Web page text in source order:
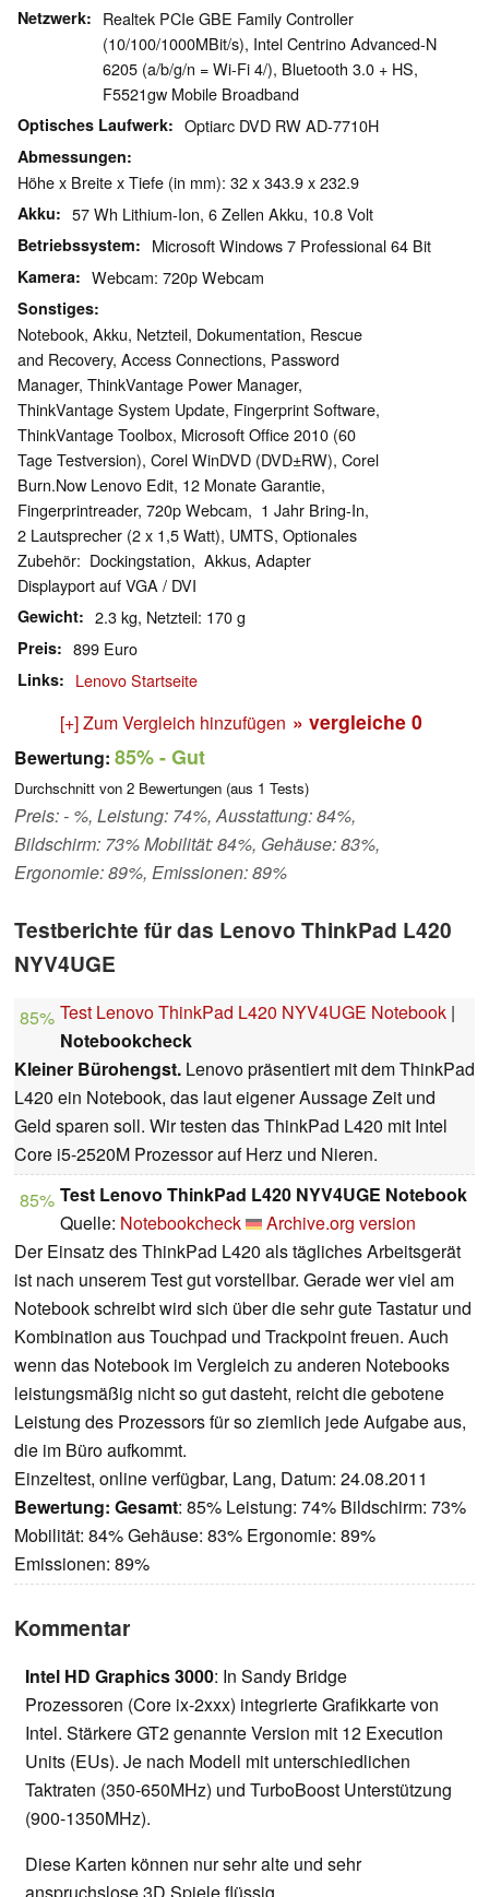
Netzwerk
Realtek PCIe GBE Family Controller
(10/100/1000MBit/s), Intel Centrino Advanced-N
6205 (a/b/g/n = Wi-Fi 4/), Bluetooth 3.0 + HS,
F5521gw Mobile Broadband
Optisches Laufwerk Optiarc DVD RW AD-7710H
Abmessungen
Höhe x Breite x Tiefe (in mm): 32 x 343.9 x 232.9
Akku 57 Wh Lithium-Ion, 6 Zellen Akku, 10.8 Volt
Betriebssystem Microsoft Windows 7 Professional 64 Bit
Kamera Webcam: 720p Webcam
Sonstiges
Notebook, Akku, Netzteil, Dokumentation, Rescue
and Recovery, Access Connections, Password
Manager, ThinkVantage Power Manager,
ThinkVantage System Update, Fingerprint Software,
ThinkVantage Toolbox, Microsoft Ofﬁce 2010 (60
Tage Testversion), Corel WinDVD (DVD±RW), Corel
Burn.Now Lenovo Edit, 12 Monate Garantie,
Fingerprintreader, 720p Webcam, 1 Jahr Bring-In,
2 Lautsprecher (2 x 1,5 Watt), UMTS, Optionales
Zubehör: Dockingstation, Akkus, Adapter
Displayport auf VGA / DVI
Gewicht 2.3 kg, Netzteil: 170 g
Preis 899 Euro
Links Lenovo Startseite
[+] Zum Vergleich hinzufügen » vergleiche 0
Bewertung: 85%- Gut
Durchschnitt von 2 Bewertungen (aus 1 Tests)
Preis: - %, Leistung: 74%, Ausstattung: 84%,
Bildschirm: 73% Mobilität: 84%, Gehäuse: 83%,
Ergonomie: 89%, Emissionen: 89%
Testberichte für das Lenovo ThinkPad L420
NYV4UGE
85% Test Lenovo ThinkPad L420 NYV4UGE Notebook |
Notebookcheck
Kleiner Bürohengst. Lenovo präsentiert mit dem ThinkPad
L420 ein Notebook, das laut eigener Aussage Zeit und
Geld sparen soll. Wir testen das ThinkPad L420 mit Intel
Core i5-2520M Prozessor auf Herz und Nieren.
85% Test Lenovo ThinkPad L420 NYV4UGE Notebook
Quelle: Notebookcheck
Archive.org version
Der Einsatz des ThinkPad L420 als tägliches Arbeitsgerät
ist nach unserem Test gut vorstellbar. Gerade wer viel am
Notebook schreibt wird sich über die sehr gute Tastatur und
Kombination aus Touchpad und Trackpoint freuen. Auch
wenn das Notebook im Vergleich zu anderen Notebooks
leistungsmäßig nicht so gut dasteht, reicht die gebotene
Leistung des Prozessors für so ziemlich jede Aufgabe aus,
die im Büro aufkommt.
Einzeltest, online verfügbar, Lang, Datum: 24.08.2011
Bewertung: Gesamt: 85% Leistung: 74% Bildschirm: 73%
Mobilität: 84% Gehäuse: 83% Ergonomie: 89%
Emissionen: 89%
Kommentar
Intel HD Graphics 3000: In Sandy Bridge
Prozessoren (Core ix-2xxx) integrierte Grafikkarte von
Intel. Stärkere GT2 genannte Version mit 12 Execution
Units (EUs). Je nach Modell mit unterschiedlichen
Taktraten (350-650MHz) und TurboBoost Unterstützung
(900-1350MHz).
Diese Karten können nur sehr alte und sehr